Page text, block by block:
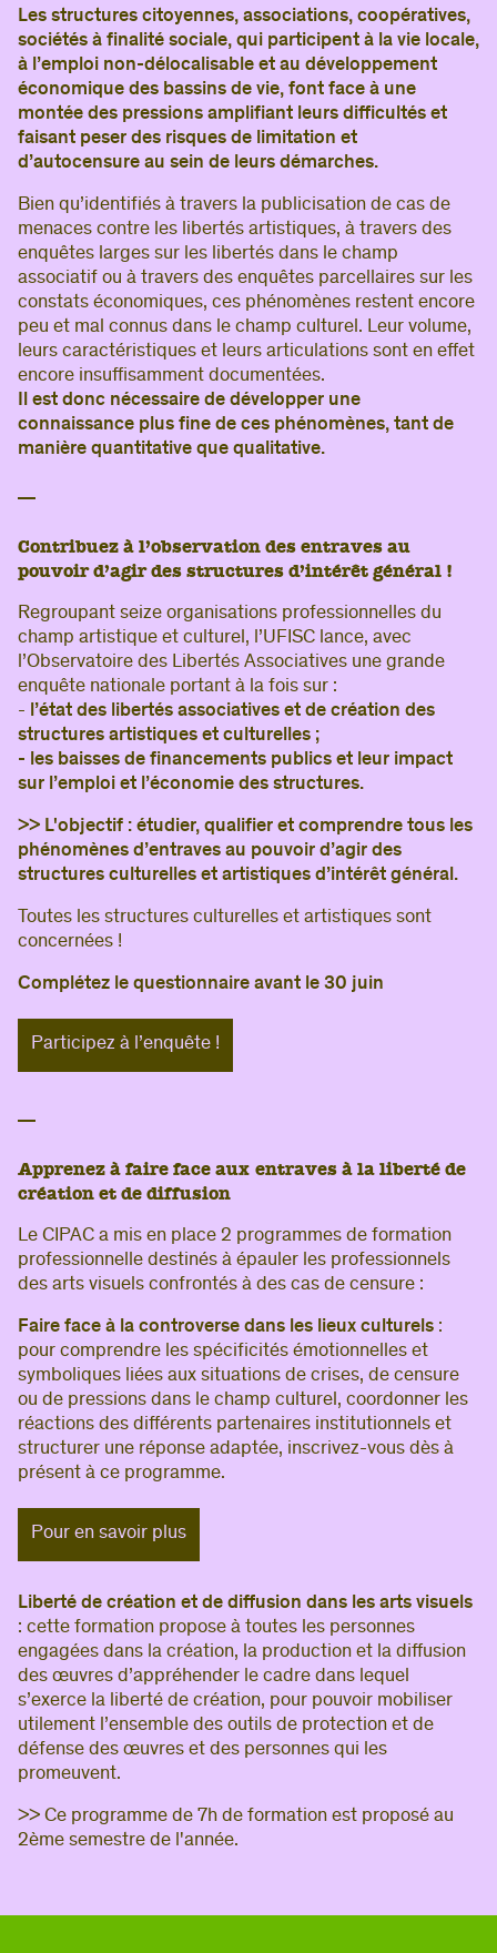
Les structures citoyennes, associations, coopératives,
sociétés à finalité sociale, qui participent à la vie locale,
à l’emploi non-délocalisable et au développement
économique des bassins de vie, font face à une
montée des pressions amplifiant leurs difficultés et
faisant peser des risques de limitation et
d’autocensure au sein de leurs démarches.
Bien qu’identifiés à travers la publicisation de cas de
menaces contre les libertés artistiques, à travers des
enquêtes larges sur les libertés dans le champ
associatif ou à travers des enquêtes parcellaires sur les
constats économiques, ces phénomènes restent encore
peu et mal connus dans le champ culturel. Leur volume,
leurs caractéristiques et leurs articulations sont en effet
encore insuffisamment documentées.
Il est donc nécessaire de développer une
connaissance plus fine de ces phénomènes, tant de
manière quantitative que qualitative.
Contribuez à l’observation des entraves au
pouvoir d’agir des structures d’intérêt général !
Regroupant seize organisations professionnelles du
champ artistique et culturel, l’UFISC lance, avec
l’Observatoire des Libertés Associatives une grande
enquête nationale portant à la fois sur :
-
l’état des libertés associatives et de création des
structures artistiques et culturelles ;
- les baisses de financements publics et leur impact
sur l’emploi et l’économie des structures.
>> L'objectif : étudier, qualifier et comprendre tous les
phénomènes d’entraves au pouvoir d’agir des
structures culturelles et artistiques d’intérêt général.
Toutes les structures culturelles et artistiques sont
concernées !
Complétez le questionnaire avant le 30 juin
Participez à l’enquête !
Apprenez à faire face aux entraves à la liberté de
création et de diffusion
Le CIPAC a mis en place 2 programmes de formation
professionnelle destinés à épauler les professionnels
des arts visuels confrontés à des cas de censure :
Faire face à la controverse dans les lieux culturels :
pour comprendre les spécificités émotionnelles et
symboliques liées aux situations de crises, de censure
ou de pressions dans le champ culturel, coordonner les
réactions des différents partenaires institutionnels et
structurer une réponse adaptée, inscrivez-vous dès à
présent à ce programme.
Pour en savoir plus
Liberté de création et de diffusion dans les arts visuels
: cette formation propose à toutes les personnes
engagées dans la création, la production et la diffusion
des œuvres d’appréhender le cadre dans lequel
s’exerce la liberté de création, pour pouvoir mobiliser
utilement l’ensemble des outils de protection et de
défense des œuvres et des personnes qui les
promeuvent.
>> Ce programme de 7h de formation est proposé au
2ème semestre de l'année.